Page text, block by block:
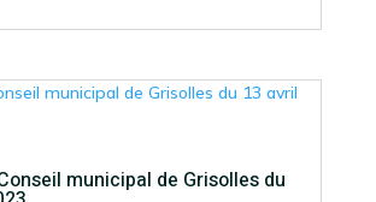
municipal de Grisolles du